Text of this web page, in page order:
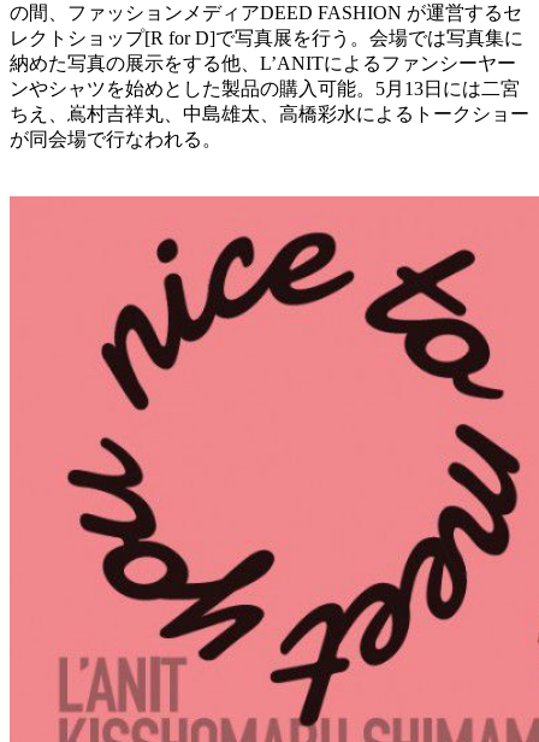
の間、ファッションメディアDEED FASHION が運営するセ
レクトショップ[R for D]で写真展を行う。会場では写真集に
納めた写真の展示をする他、L’ANITによるファンシーヤー
ンやシャツを始めとした製品の購入可能。5月13日には二宮
ちえ、嶌村吉祥丸、中島雄太、高橋彩水によるトークショー
が同会場で行なわれる。